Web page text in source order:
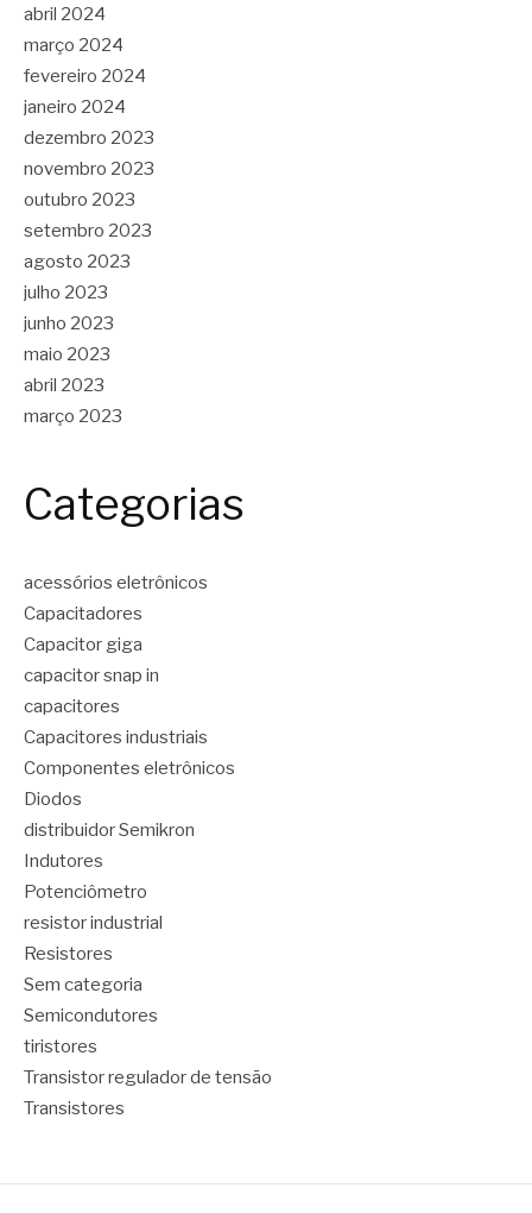
abril 2024
março 2024
fevereiro 2024
janeiro 2024
dezembro 2023
novembro 2023
outubro 2023
setembro 2023
agosto 2023
julho 2023
junho 2023
maio 2023
abril 2023
março 2023
Categorias
acessórios eletrônicos
Capacitadores
Capacitor giga
capacitor snap in
capacitores
Capacitores industriais
Componentes eletrônicos
Diodos
distribuidor Semikron
Indutores
Potenciômetro
resistor industrial
Resistores
Sem categoria
Semicondutores
tiristores
Transistor regulador de tensão
Transistores